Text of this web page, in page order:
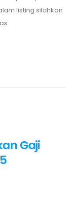
listing silahkan
Gaji